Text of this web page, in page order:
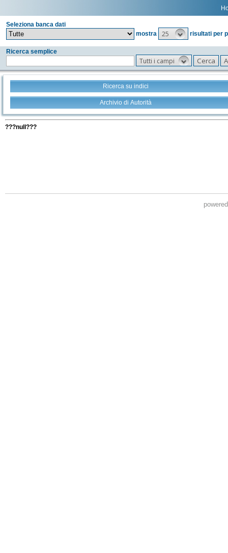
Seleziona banca dati
mostra
25 risultati per
Ricerca semplice
Tutti i campi
Ricerca su indici
Archivio di Autorità
???null???